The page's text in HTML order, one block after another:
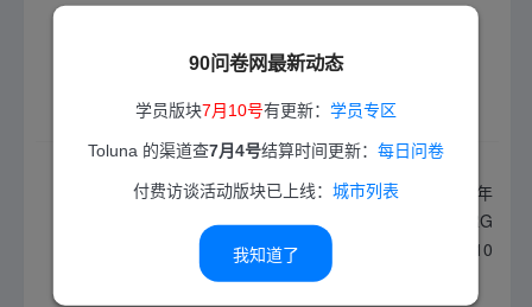
90问卷网最新动态
学员版块7月10号有更新： 学员专区
Toluna 的渠道查7月4号结算时间更新： 每日问卷
付费访谈活动版块已上线： 城市列表
我知道了
e-Research-Global
e-Research-Global(简称ERG)全球有奖调研平台于2003年
成立。最低2美元起可提现到PayPal，1-3天到账。注册ERG
账号时还有个Elite Panel可选，主要是CINT的问卷，最低10
0点（12.5美元）可提现到PayPal，10天左右到账！